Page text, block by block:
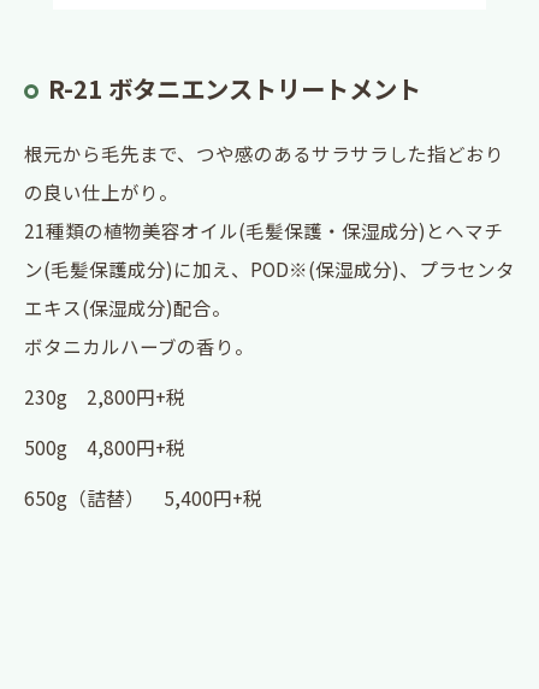
R-21 ボタニエンストリートメント
根元から毛先まで、つや感のあるサラサラした指どおり
の良い仕上がり。
21種類の植物美容オイル(毛髪保護・保湿成分)とヘマチ
ン(毛髪保護成分)に加え、POD※(保湿成分)、プラセンタ
エキス(保湿成分)配合。
ボタニカルハーブの香り。
230g 2,800円+税
500g 4,800円+税
650g（詰替） 5,400円+税